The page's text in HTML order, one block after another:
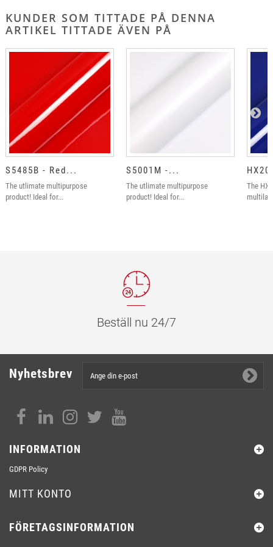
KUNDER SOM TITTADE PÅ DENNA
ARTIKEL TITTADE ÄVEN PÅ
S5485B - Red...
The utlimate multipurpose
product! Ideal for...
S5001M -...
The utlimate multipurpose
product! Ideal for...
The
Beställ nu 24/7
Nyhetsbrev
INFORMATION
GDPR Policy
MITT KONTO
FÖRETAGSINFORMATION